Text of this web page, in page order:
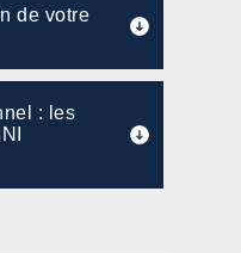
de votre
: les